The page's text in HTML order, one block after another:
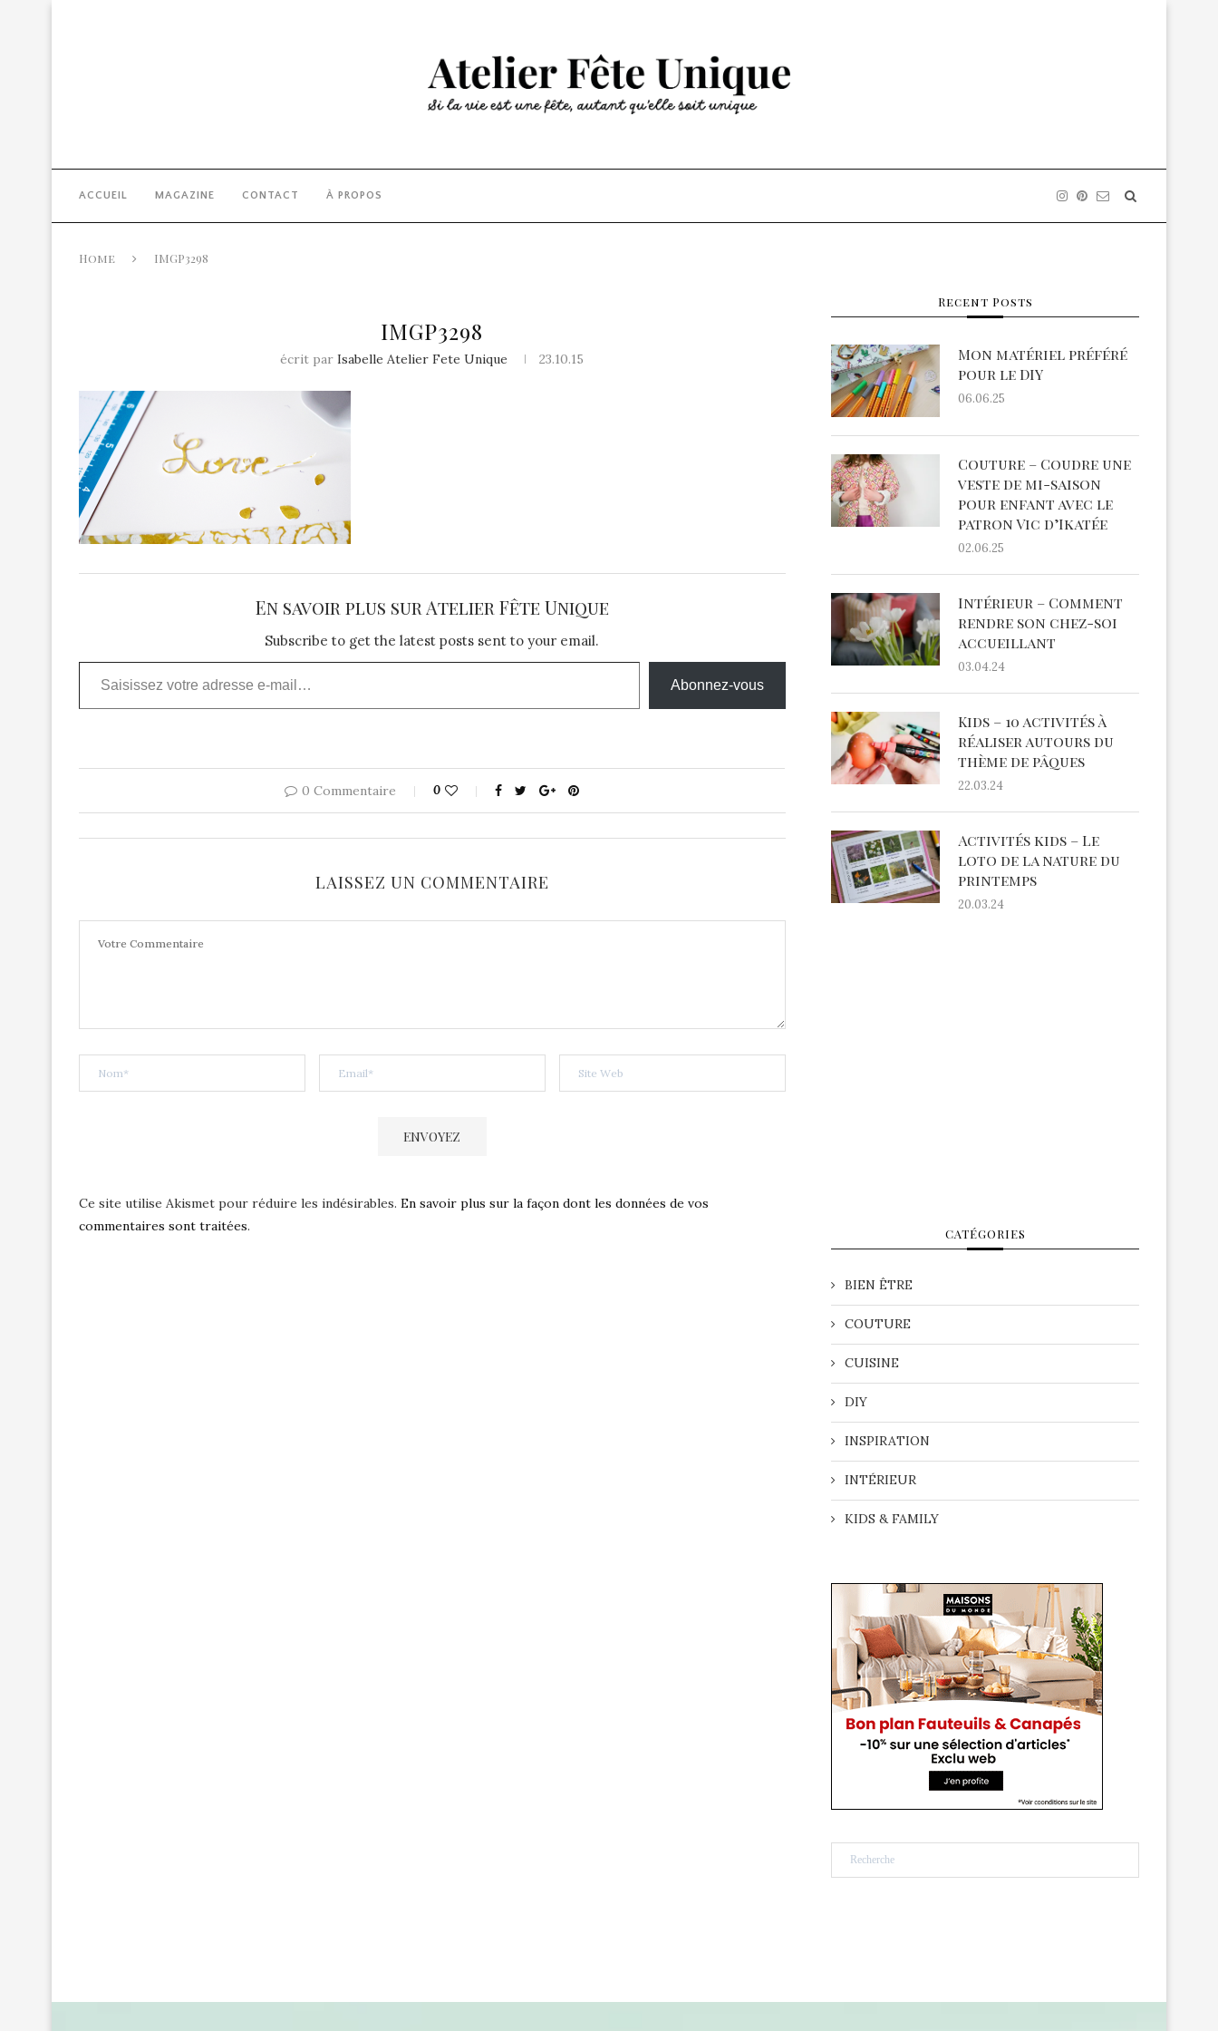
ACCUEIL MAGAZINE CONTACT À PROPOS
Home IMGP3298
IMGP3298
écrit parIsabelle Atelier Fete Unique 23.10.15
En savoir plus sur Atelier Fête Unique
Subscribe to get the latest posts sent to your email.
Saisissez votre adresse e-mail…
Abonnez-vous
0 Commentaire 0
LAISSEZ UN COMMENTAIRE
Ce site utilise Akismet pour réduire les indésirables. En savoir plus sur la façon dont les données de vos
commentaires sont traitées.
Recent Posts
Mon matériel préféré
pour le DIY
06.06.25
Couture – Coudre une
veste de mi-saison
pour enfant avec le
patron Vic d’Ikatée
02.06.25
Intérieur – Comment
rendre son chez-soi
accueillant
03.04.24
Kids – 10 activités à
réaliser autours du
thème de pâques
22.03.24
Activités kids – Le
loto de la nature du
printemps
20.03.24
CATÉGORIES
BIEN ÊTRE
COUTURE
CUISINE
DIY
INSPIRATION
INTÉRIEUR
KIDS & FAMILY